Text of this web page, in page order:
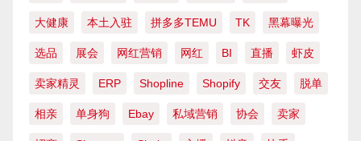
大健康 本土入驻 拼多多TEMU TK 黑幕曝光
选品 展会 网红营销 网红 BI 直播 虾皮
卖家精灵 ERP Shopline Shopify 交友 脱单
相亲 单身狗 Ebay 私域营销 协会 卖家